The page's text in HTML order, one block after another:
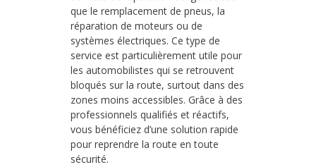
que le remplacement de pneus, la
réparation de moteurs ou de
systèmes électriques. Ce type de
service est particulièrement utile pour
les automobilistes qui se retrouvent
bloqués sur la route, surtout dans des
zones moins accessibles. Grâce à des
professionnels qualifiés et réactifs,
vous bénéficiez d’une solution rapide
pour reprendre la route en toute
sécurité.